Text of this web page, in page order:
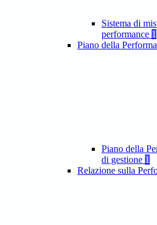
Sistema di
performance 1
Piano della
Piano della
di gestione 1
Relazione sulla